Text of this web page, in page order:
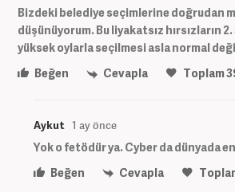
Bizdeki belediye seçimlerine doğrudan
düşünüyorum. Bu liyakatsız hırsızların
yüksek oylarla seçilmesi asla normal
Beğen
Cevapla Toplam
Aykut 1 ay önce
Yok o fetödür ya. Cyber da dünyada
Beğen
Cevapla